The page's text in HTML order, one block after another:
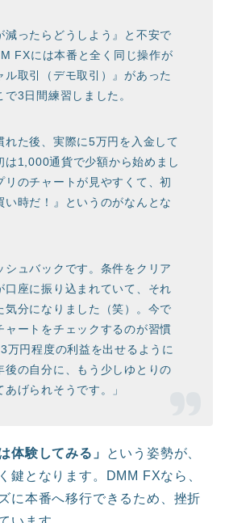
減ったらどうしよう』と不安で
FXには本番と全く同じ操作が
ル取引（デモ取引）』があった
3日間練習しました。
れた後、実際に5万円を入金して
は1,000通貨で少額から始めまし
リのチャートが見やすくて、初
い時だ！』というのがなんとな
シュバックです。条件をクリア
口座に振り込まれていて、それ
気分になりました（笑）。今で
ャートをチェックするのが習慣
万円程度の利益を出せるように
後の自分に、もう少しゆとりの
げられそうです。」
体験してみる」
という姿勢が、
鍵となります。DMM FXなら、
に本番へ移行できるため、挫折